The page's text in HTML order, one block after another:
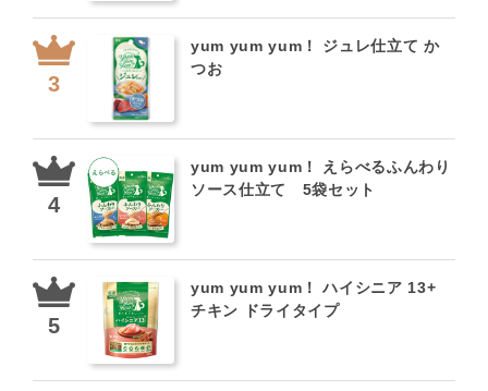
yum yum yum！ ジュレ仕立て か
つお
yum yum yum！ えらべるふんわり
ソース仕立て 5袋セット
yum yum yum！ ハイシニア 13+
チキン ドライタイプ